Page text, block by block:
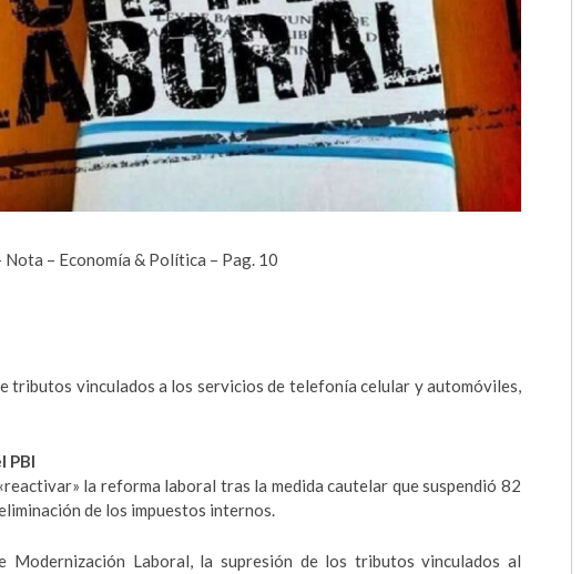
– Economía & Política – Pag. 10
tributos vinculados a los servicios de telefonía celular y automóviles,
PBI
la reforma laboral tras la medida cautelar que suspendió 82
de los impuestos internos.
Laboral, la supresión de los tributos vinculados al